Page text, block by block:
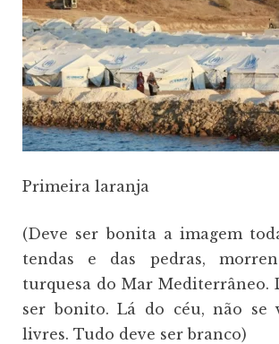
Primeira laranja
(Deve ser bonita a imagem
tendas e das pedras,
turquesa do Mar Mediterrâneo.
ser bonito. Lá do céu, não se
livres. Tudo deve ser branco)